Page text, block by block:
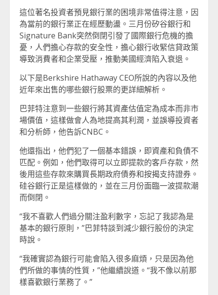
這位著名投資者預見銀行業的困境非常值得注意，因
為當前的銀行業正在經歷動盪。三月份矽谷銀行和
Signature Bank突然倒閉引發了國際銀行危機的擔
憂，人們擔心存款的安全性，擔心銀行收緊信貸政策
導致消費者和企業受壓，推動美國經濟陷入衰退。
以下是Berkshire Hathaway CEO所說的內容以及他
近年來出售的哪些銀行股票的更詳細解析。
巴菲特注意到一些銀行將其資產估值定為成本而非市
場價值，這樣做會人為地提高其利潤，並誤導投資者
和分析師，他告訴CNBC。
他還指出，他們犯了一個基本錯誤，即資產和負債不
匹配。例如，他們取得可以立即提款的客戶存款，然
後用這些存款來購買長期政府債券和按揭支持證券。
硅谷銀行正是這樣做的，並在三月份面臨一波提款潮
而倒閉。
“我不喜歡人們過分關注盈利數字，忘記了我認為是
基本的銀行原則，”巴菲特談到減少銀行股份的決定
時說。
“我確實認為銀行可能會陷入很多麻煩，只是因為他
們所做的事情的性質，”他繼續說道。“我不像以前那
樣喜歡銀行業務了。”